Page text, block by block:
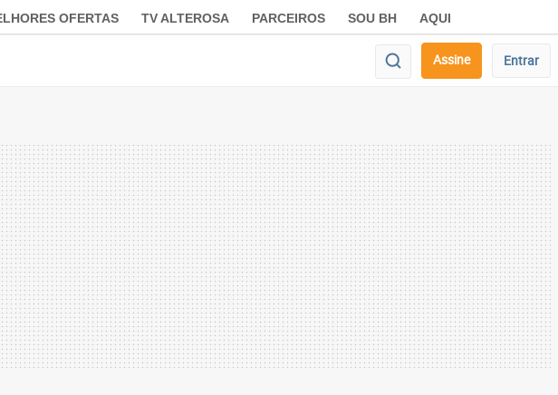
OFERTAS TV ALTEROSA PARCEIROS SOU BH AQUI
Assine Entrar